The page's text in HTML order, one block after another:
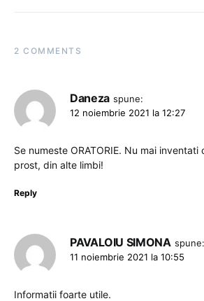
2 COMMENTS
Daneza spune:
12 noiembrie 2021 la 12:27
Se numeste ORATORIE. Nu mai
prost, din alte limbi!
Reply
PAVALOIU SIMONA spune:
11 noiembrie 2021 la 10:55
Informatii foarte utile.